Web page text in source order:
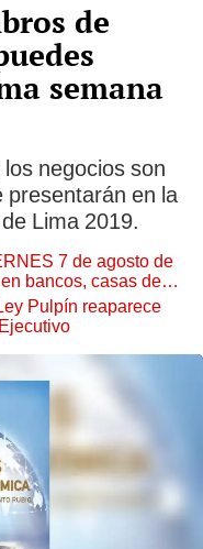
de
semana
negocios son
presentarán en la
Lima 2019.
7 de agosto de
bancos, casas de
Pulpín reaparece